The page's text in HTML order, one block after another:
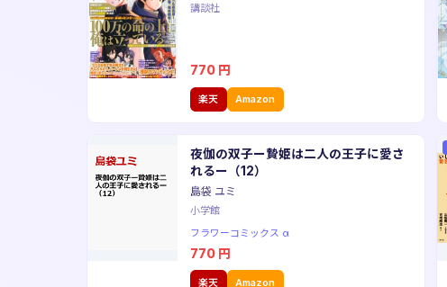
講談社
770 円
楽天 Amazon
夜伽の双子ー贄姫は二人の王子に愛さ
れるー（12）
島袋 ユミ
小学館
フラワーコミックス α
770 円
楽天 Amazon